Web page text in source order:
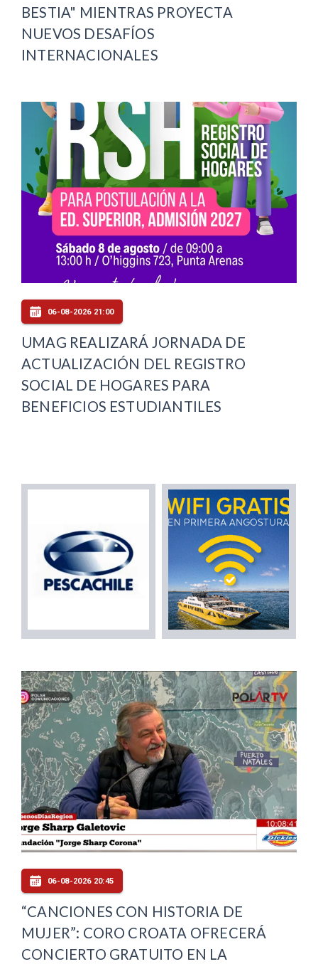
BESTIA" MIENTRAS PROYECTA
NUEVOS DESAFÍOS
INTERNACIONALES
06-08-2026 21:00
UMAG REALIZARÁ JORNADA DE
ACTUALIZACIÓN DEL REGISTRO
SOCIAL DE HOGARES PARA
BENEFICIOS ESTUDIANTILES
06-08-2026 20:45
“CANCIONES CON HISTORIA DE
MUJER”: CORO CROATA OFRECERÁ
CONCIERTO GRATUITO EN LA